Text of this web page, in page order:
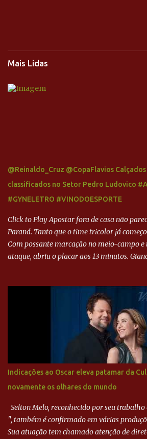
Mais Lidas
@Reinaldo_Cruz @CopaFlavios
classificados no Setor Pedro Ludovico
#GYNELETRO #VINODOESPORTE
Click to Play Apostar fora de casa não
Paraná. Tanto que o time tricolor já
Com possante marcação no meio-campo e
ataque, abriu o placar aos 13 minutos.
Paraná ampliou a vantagem aos 21
desviou cruzamento de cabeça e, mesmo
direito de Harlei. O goleiro esmeraldino se
bola, mas não o suficiente para desviar
Goiás era nulo, tanto que o Paraná seguiu
minutos, Jefferson cabeceou e Harlei fez
minutos depois, Wellington encheu o pé e
goleiro rival, que novamente defendeu. No
outra boa chance, mas parou no goleiro.
Indicações ao Oscar eleva patamar da
novamente os olhares do mundo
Selton Melo, reconhecido por seu
", também é confirmado em várias
Sua atuação tem chamado atenção de